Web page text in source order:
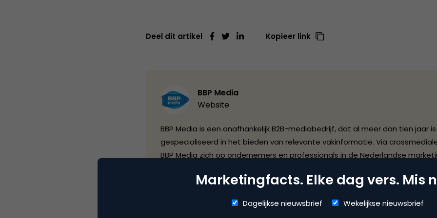
Deel dit artikel Kopieer link
BBP Media
Website
BBP Media is een onafhankelijk B2B-mediabedrijf, dat al meer dan tien jaar is
gespecialiseerd in het bieden van relevante vakinformatie. Via
BBP Media zich op ondernemers en professionals in de Nederlandse
actief als informatieleverancier in de e-commerce markt. Inmiddels heeft
een aanzienlijke internationale positie opgebouwd. Voor vergaring en
Marketingfacts. Elke dag vers. Mis
Dagelijkse nieuwsbrief Wekelijkse nieuwsbrief